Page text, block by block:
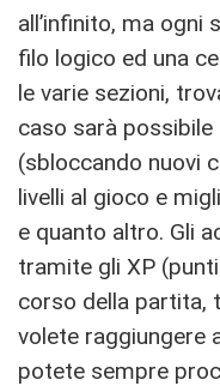
all’infinito, ma ogni
filo logico ed una
le varie sezioni,
caso sarà
(sbloccando nuovi
livelli al gioco e
e quanto altro. Gli
tramite gli XP
corso della partita,
volete raggiungere
potete sempre